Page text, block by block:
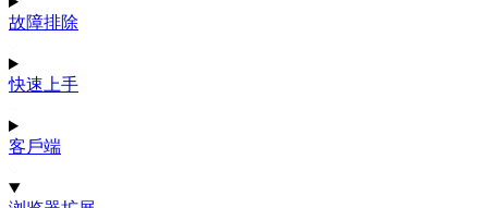
故障排除
快速上手
客戶端